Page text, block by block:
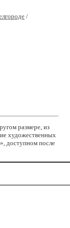
/
размере, из
художественных
доступном после